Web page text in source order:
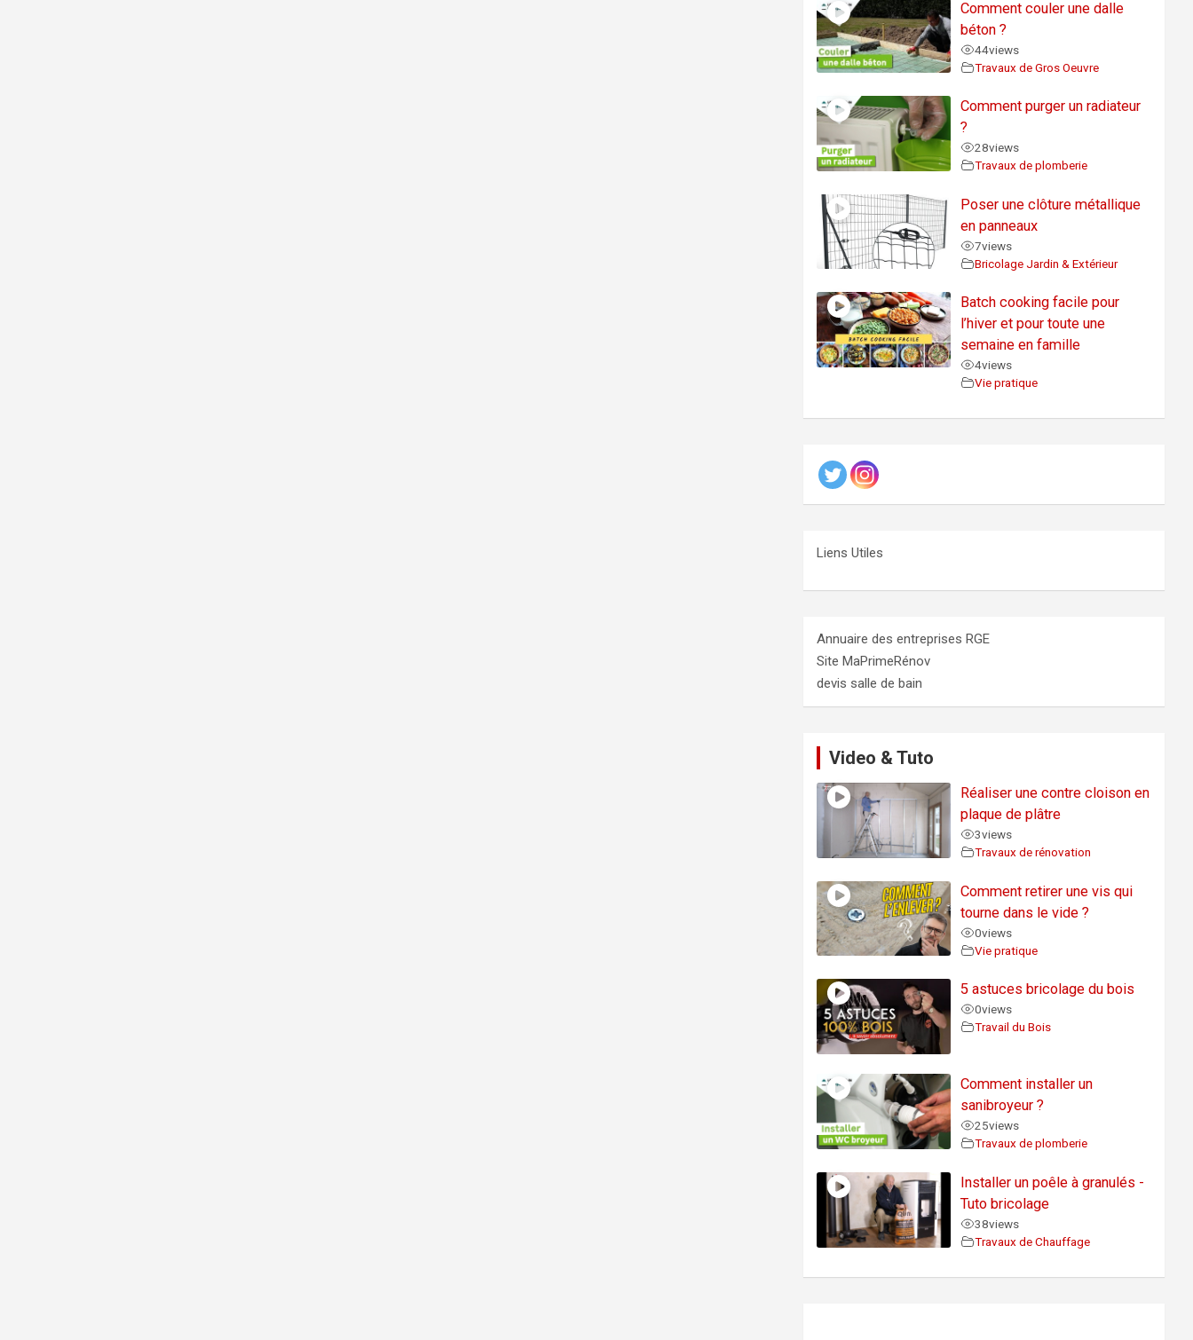
Comment couler une dalle
béton ?
44views
Travaux de Gros Oeuvre
Comment purger un radiateur
?
28views
Travaux de plomberie
Poser une clôture métallique
en panneaux
7views
Bricolage Jardin & Extérieur
Batch cooking facile pour
l’hiver et pour toute une
semaine en famille
4views
Vie pratique
Liens Utiles
Annuaire des entreprises RGE
Site MaPrimeRénov
devis salle de bain
Video & Tuto
Réaliser une contre cloison en
plaque de plâtre
3views
Travaux de rénovation
Comment retirer une vis qui
tourne dans le vide ?
0views
Vie pratique
5 astuces bricolage du bois
0views
Travail du Bois
Comment installer un
sanibroyeur ?
25views
Travaux de plomberie
Installer un poêle à granulés -
Tuto bricolage
38views
Travaux de Chauffage